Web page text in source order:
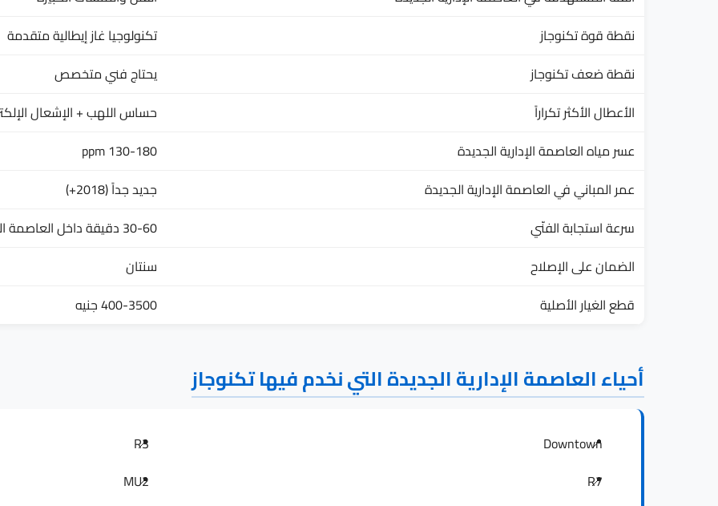
نقطة قوة تكنوجاز
تكنولوجيا غاز إيطالية متقدمة
نقطة ضعف تكنوجاز
يحتاج فني متخصص
الأعطال الأكثر تكراراً
حساس اللهب + الإشعال
عسر مياه العاصمة الإدارية الجديدة
130-180 ppm
عمر المباني في العاصمة الإدارية الجديدة
جديد جداً (2018+)
سرعة استجابة الفنّي
30-60 دقيقة داخل العاصمة الإدارية الجديدة
الضمان على الإصلاح
سنتان
قطع الغيار الأصلية
400-3500 جنيه
أحياء العاصمة الإدارية الجديدة التي نخدم فيها تكنوجاز
Downtown
R7
R3
MU2